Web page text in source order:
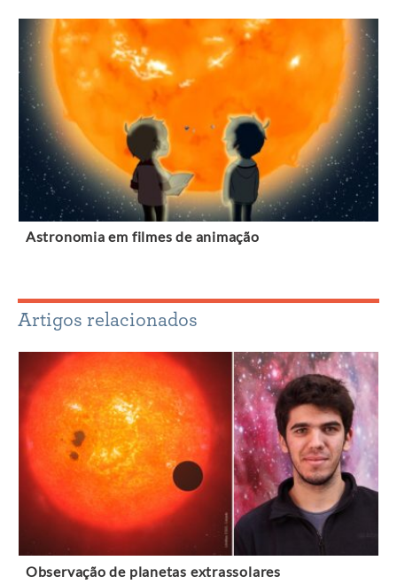
Astronomia em filmes de animação
Artigos relacionados
Observação de planetas extrassolares